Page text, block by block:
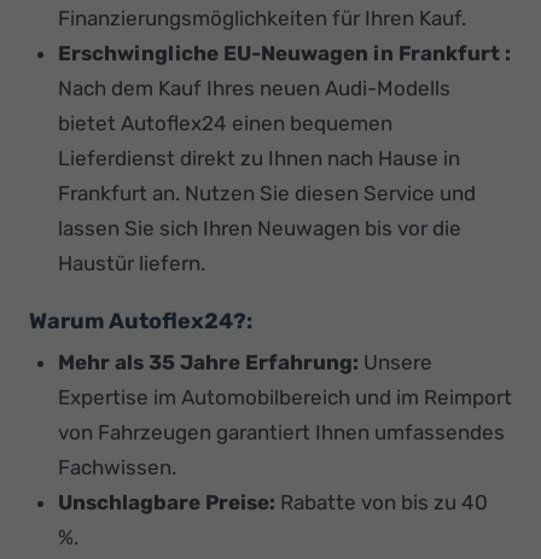
Finanzierungsmöglichkeiten für Ihren Kauf.
Erschwingliche EU-Neuwagen in Frankfurt :
Nach dem Kauf Ihres neuen Audi-Modells
bietet Autoflex24 einen bequemen
Lieferdienst direkt zu Ihnen nach Hause in
Frankfurt an. Nutzen Sie diesen Service und
lassen Sie sich Ihren Neuwagen bis vor die
Haustür liefern.
Warum Autoflex24?:
Mehr als 35 Jahre Erfahrung: Unsere
Expertise im Automobilbereich und im Reimport
von Fahrzeugen garantiert Ihnen umfassendes
Fachwissen.
Unschlagbare Preise: Rabatte von bis zu 40
%.